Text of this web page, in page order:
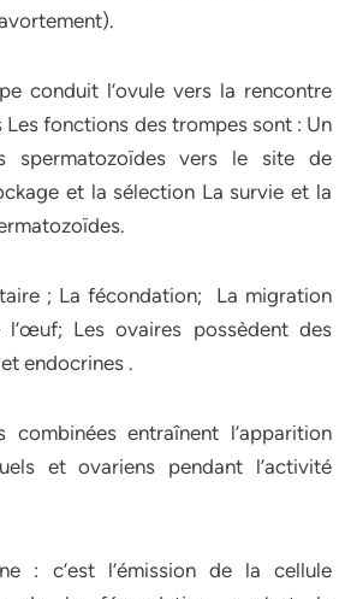
conduit l’ovule vers la rencontre
fonctions des trompes sont : Un
spermatozoïdes vers le site de
et la sélection La survie et la
; La fécondation; La migration
Les ovaires possèdent des
endocrines .
combinées entraînent l’apparition
et ovariens pendant l’activité
: c’est l’émission de la cellule